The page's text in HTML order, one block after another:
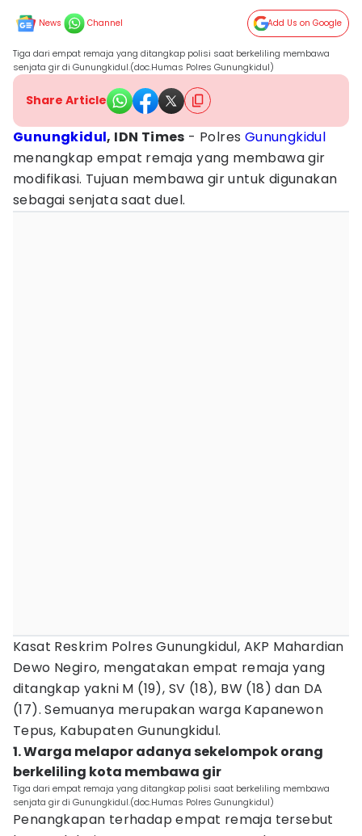
News Channel Add Us on Google
Tiga dari empat remaja yang ditangkap polisi saat berkeliling membawa
senjata gir di Gunungkidul.(doc.Humas Polres Gunungkidul)
Share Article
Gunungkidul, IDN Times - ‎Polres Gunungkidul
menangkap empat remaja yang membawa gir
modifikasi. Tujuan membawa gir untuk digunakan
sebagai senjata saat duel.
Kasat Reskrim Polres Gunungkidul, AKP Mahardian
Dewo Negiro, mengatakan empat remaja yang
ditangkap yakni M (19), SV (18), BW (18) dan DA
(17). Semuanya merupakan warga Kapanewon
Tepus, Kabupaten Gunungkidul.
1. Warga melapor adanya sekelompok orang
berkeliling kota membawa gir
Tiga dari empat remaja yang ditangkap polisi saat berkeliling membawa
senjata gir di Gunungkidul.(doc.Humas Polres Gunungkidul)
Penangkapan terhadap empat remaja tersebut